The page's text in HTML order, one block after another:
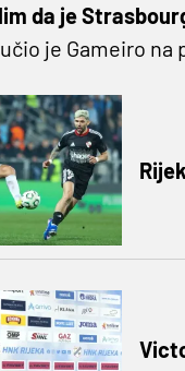
da je
je Gameiro na